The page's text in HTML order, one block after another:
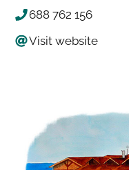
688 762 156
Visit website